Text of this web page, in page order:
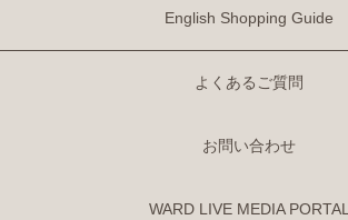
English Shopping Guide
よくあるご質問
お問い合わせ
WARD LIVE MEDIA PORTAL